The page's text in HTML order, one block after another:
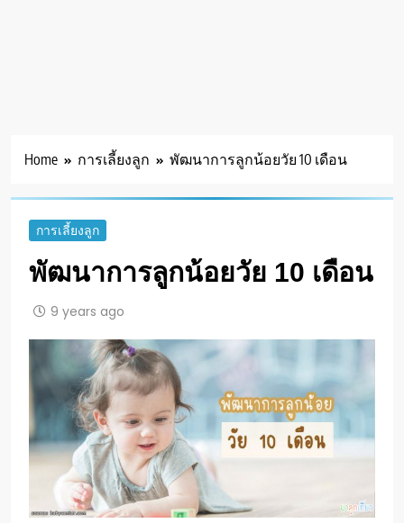
Home การเลี้ยงลูก พัฒนาการลูกน้อยวัย 10 เดือน
การเลี้ยงลูก
พัฒนาการลูกน้อยวัย 10 เดือน
9 years ago